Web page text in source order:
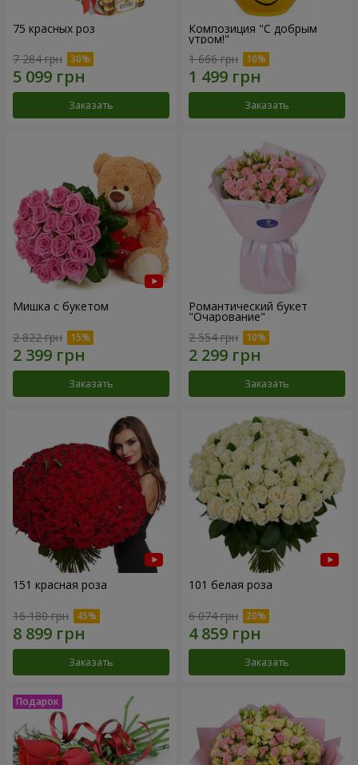
75 красных роз
7 284 грн
Заказать
Композиция "С добрым
утром!"
1 666 грн
Заказать
Мишка с букетом
2 822 грн
Заказать
Романтический букет
"Очарование"
2 554 грн
Заказать
151 красная роза
16 180 грн
Заказать
101 белая роза
6 074 грн
Заказать